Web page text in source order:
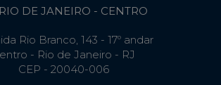
RIO DE JANEIRO - CENTRO
Rio Branco, 143 - 17º andar
- Rio de Janeiro - RJ
CEP - 20040-006